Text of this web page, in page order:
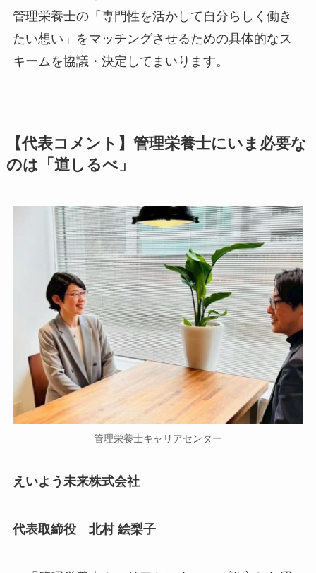
管理栄養士の「専門性を活かして自分らしく働き
たい想い」をマッチングさせるための具体的なス
キームを協議・決定してまいります。
【代表コメント】管理栄養士にいま必要な
のは「道しるべ」
管理栄養士キャリアセンター
えいよう未来株式会社
代表取締役 北村 絵梨子